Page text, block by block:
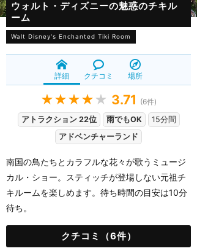
ウォルト・ディズニーの魅惑のチキル
ーム
Walt Disney's Enchanted Tiki Room
詳細 クチコミ 場所
★★★★ ★ 3.71 (6件)
アトラクション 22位
雨でもOK
15分間
アドベンチャーランド
南国の鳥たちとカラフルな花々が歌うミュージ
カル・ショー。スティッチが登場しない元祖チ
キルームを楽しめます。待ち時間の目安は10分
待ち。
クチコミ（6件）